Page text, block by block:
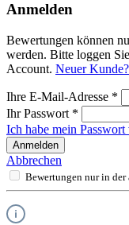
Anmelden
Bewertungen können
werden. Bitte loggen
Account. Neuer Kunde?
Ihre E-Mail-Adresse *
Ihr Passwort *
Ich habe mein Passwort
Anmelden
Abbrechen
Bewertungen nur in der